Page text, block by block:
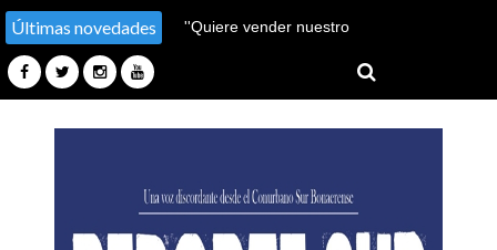
Últimas novedades
''Hay un millón de pobres